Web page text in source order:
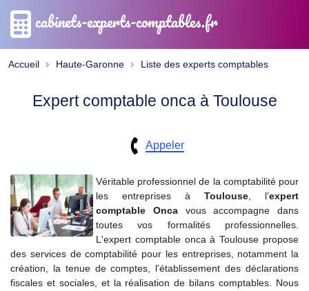
cabinets-experts-comptables.fr
Accueil Haute-Garonne Liste des experts comptables
Expert comptable onca à Toulouse
Appeler
Véritable professionnel de la comptabilité pour
les entreprises à Toulouse , l’expert
comptable
Oncavous accompagne dans
toutes vos formalités professionnelles.
L'expert comptable onca à Toulouse propose
des services de comptabilité pour les entreprises, notamment la
création, la tenue de comptes, l'établissement des déclarations
fiscales et sociales, et la réalisation de bilans comptables. Nous